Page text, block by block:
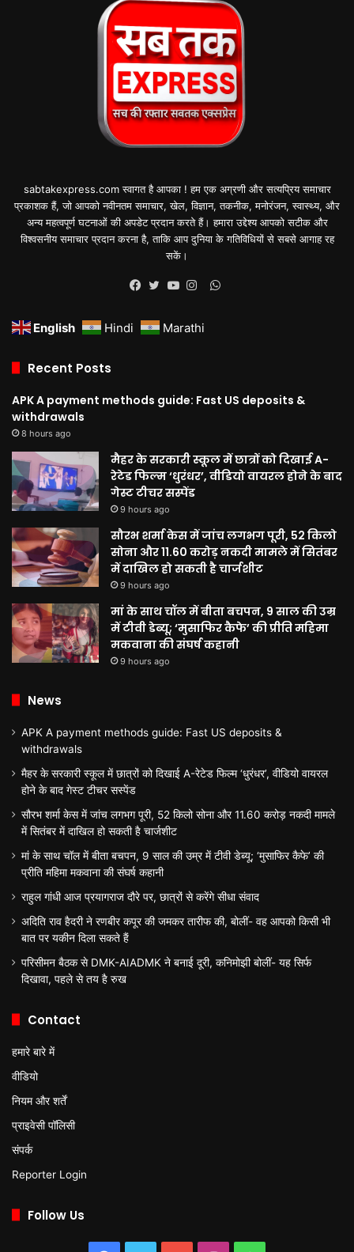
sabtakexpress.com स्वागत है आपका ! हम एक अग्रणी और सत्यप्रिय समाचार
प्रकाशक हैं, जो आपको नवीनतम समाचार, खेल, विज्ञान, तकनीक, मनोरंजन, स्वास्थ्य, और
अन्य महत्वपूर्ण घटनाओं की अपडेट प्रदान करते हैं। हमारा उद्देश्य आपको सटीक और
विश्वसनीय समाचार प्रदान करना है, ताकि आप दुनिया के गतिविधियों से सबसे आगाह रह
सकें।
WhatsApp
English Hindi Marathi
Recent Posts
APK A payment methods guide: Fast US deposits &
withdrawals
8 hours ago
मैहर के सरकारी स्कूल में छात्रों को दिखाई A-
रेटेड फिल्म ‘धुरंधर’, वीडियो वायरल होने के बाद
गेस्ट टीचर सस्पेंड
9 hours ago
सौरभ शर्मा केस में जांच लगभग पूरी, 52 किलो
सोना और 11.60 करोड़ नकदी मामले में सितंबर
में दाखिल हो सकती है चार्जशीट
9 hours ago
मां के साथ चॉल में बीता बचपन, 9 साल की उम्र
में टीवी डेब्यू; ‘मुसाफिर कैफे’ की प्रीति महिमा
मकवाना की संघर्ष कहानी
9 hours ago
News
APK A payment methods guide: Fast US deposits &
withdrawals
मैहर के सरकारी स्कूल में छात्रों को दिखाई A-रेटेड फिल्म ‘धुरंधर’, वीडियो वायरल
होने के बाद गेस्ट टीचर सस्पेंड
सौरभ शर्मा केस में जांच लगभग पूरी, 52 किलो सोना और 11.60 करोड़ नकदी मामले
में सितंबर में दाखिल हो सकती है चार्जशीट
मां के साथ चॉल में बीता बचपन, 9 साल की उम्र में टीवी डेब्यू; ‘मुसाफिर कैफे’ की
प्रीति महिमा मकवाना की संघर्ष कहानी
राहुल गांधी आज प्रयागराज दौरे पर, छात्रों से करेंगे सीधा संवाद
अदिति राव हैदरी ने रणबीर कपूर की जमकर तारीफ की, बोलीं- वह आपको किसी भी
बात पर यकीन दिला सकते हैं
परिसीमन बैठक से DMK-AIADMK ने बनाई दूरी, कनिमोझी बोलीं- यह सिर्फ
दिखावा, पहले से तय है रुख
Contact
हमारे बारे में
वीडियो
नियम और शर्तें
प्राइवेसी पॉलिसी
संपर्क
Reporter Login
Follow Us